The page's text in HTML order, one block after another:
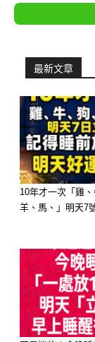
–
–
–
–
最新文章
10年才一次「雞、
羊、馬、」明天7